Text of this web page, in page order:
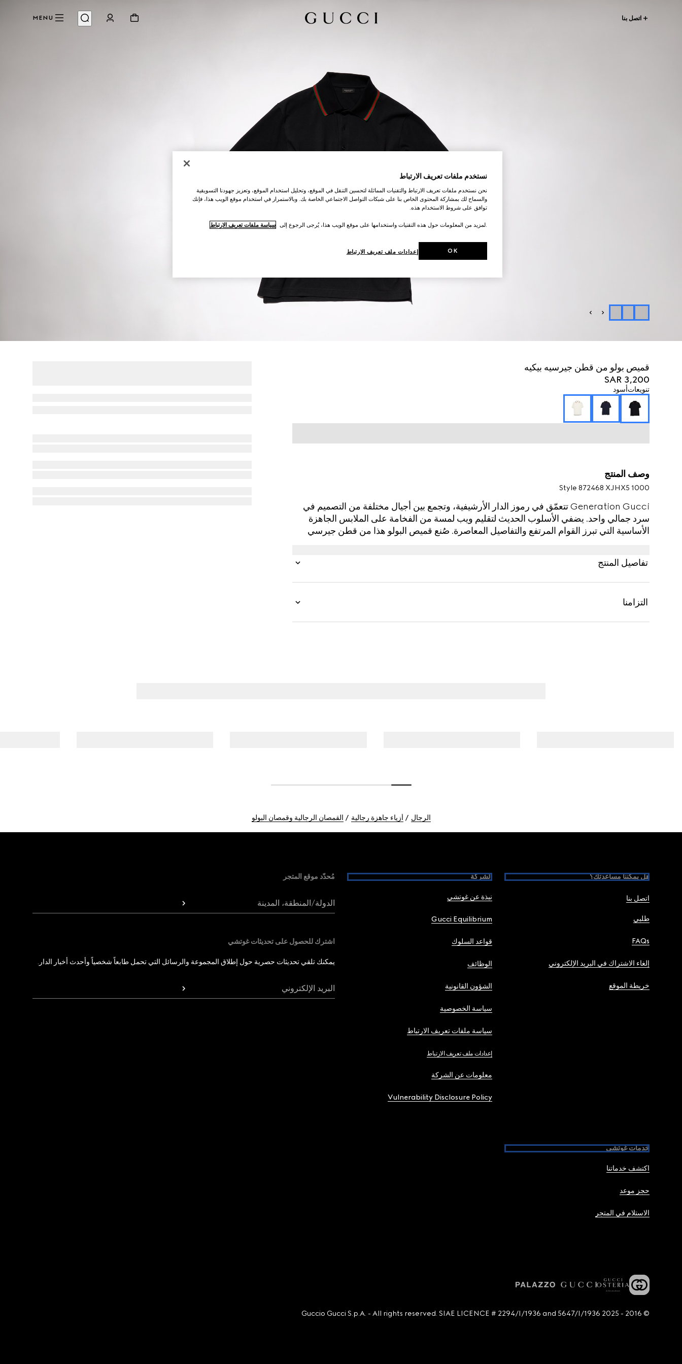
اتصل بنا MENU
قميص بولو من قطن جيرسيه بيكيه
SAR 3,200
تنويعاتأسود
وصف المنتج
Style ‎872468 XJHX5 1000
Generation Gucci تتعمّق في رموز الدار الأرشيفية، وتجمع بين أجيال مختلفة من التصميم في
سرد جمالي واحد. يضفي الأسلوب الحديث لتقليم ويب لمسة من الفخامة على الملابس الجاهزة
الأساسية التي تبرز القوام المرتفع والتفاصيل المعاصرة. صُنع قميص البولو هذا من قطن جيرسي
تفاصيل المنتج
التزامنا
الرجال أزياء جاهزة رجالية القمصان الرجالية وقمصان البولو
هل يمكننا مساعدتك؟
اتصل بنا
طلبي
FAQs
إلغاء الاشتراك في البريد الإلكتروني
خريطة الموقع
الشركة
نبذة عن غوتشي
Gucci Equilibrium
قواعد السلوك
الوظائف
الشؤون القانونية
سياسة الخصوصية
سياسة ملفات تعريف الارتباط
إعدادات ملف تعريف الارتباط
معلومات عن الشركة
Vulnerability Disclosure Policy
خدمات غوتشي
اكتشف خدماتنا
حجز موعد
الاستلام في المتجر
مُحدّد موقع المتجر
الدولة/المنطقة، المدينة
اشترك للحصول على تحديثات غوتشي
يمكنك تلقي تحديثات حصرية حول إطلاق المجموعة والرسائل التي تحمل طابعاً شخصياً وأحدث أخبار الدار.
البريد الإلكتروني
© 2016 - 2025 Guccio Gucci S.p.A. - All rights reserved. SIAE LICENCE # 2294/I/1936 and 5647/I/1936
نستخدم ملفات تعريف الارتباط
نحن نستخدم ملفات تعريف الارتباط والتقنيات المماثلة لتحسين التنقل في الموقع، وتحليل استخدام الموقع، وتعزيز جهودنا التسويقية
والسماح لك بمشاركة المحتوى الخاص بنا على شبكات التواصل الاجتماعي الخاصة بك. وبالاستمرار في استخدام موقع الويب هذا، فإنك
توافق على شروط الاستخدام هذه.
.لمزيد من المعلومات حول هذه التقنيات واستخدامها على موقع الويب هذا، يُرجى الرجوع إلى سياسة ملفات تعريف الارتباط
إعدادات ملف تعريف الارتباط OK